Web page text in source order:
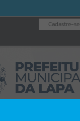
Cadastre-se